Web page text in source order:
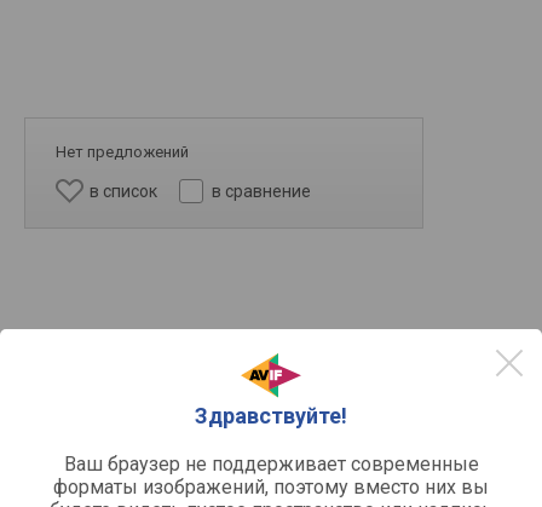
Здравствуйте!
Ваш браузер не поддерживает современные
форматы изображений, поэтому вместо них вы
Нет предложений
в список в сравнение
10k